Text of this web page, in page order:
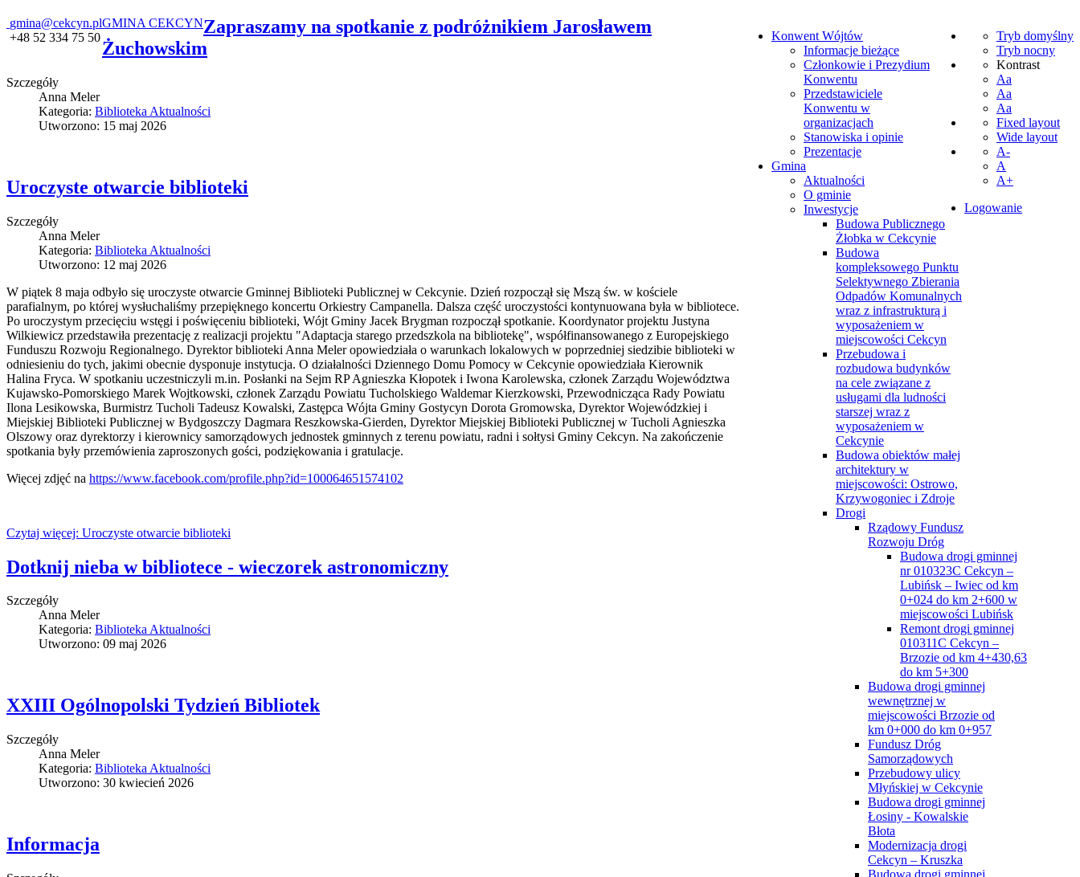
gmina@cekcyn.pl
+48 52 334 75 50
Tryb domyślny
Tryb nocny
Kontrast
Aa
Aa
Aa
Fixed layout
Wide layout
A-
A
A+
Logowanie
GMINA CEKCYN
Konwent Wójtów
Informacje bieżące
Członkowie i Prezydium
Konwentu
Przedstawiciele
Konwentu w
organizacjach
Stanowiska i opinie
Prezentacje
Gmina
Aktualności
O gminie
Inwestycje
Budowa Publicznego
Żłobka w Cekcynie
Budowa
kompleksowego Punktu
Selektywnego Zbierania
Odpadów Komunalnych
wraz z infrastrukturą i
wyposażeniem w
miejscowości Cekcyn
Przebudowa i
rozbudowa budynków
na cele związane z
usługami dla ludności
starszej wraz z
wyposażeniem w
Cekcynie
Budowa obiektów małej
architektury w
miejscowości: Ostrowo,
Krzywogoniec i Zdroje
Drogi
Rządowy Fundusz
Rozwoju Dróg
Budowa drogi gminnej
nr 010323C Cekcyn –
Lubińsk – Iwiec od km
0+024 do km 2+600 w
miejscowości Lubińsk
Remont drogi gminnej
010311C Cekcyn –
Brzozie od km 4+430,63
do km 5+300
Budowa drogi gminnej
wewnętrznej w
miejscowości Brzozie od
km 0+000 do km 0+957
Fundusz Dróg
Samorządowych
Przebudowy ulicy
Młyńskiej w Cekcynie
Budowa drogi gminnej
Łosiny - Kowalskie
Błota
Modernizacja drogi
Cekcyn – Kruszka
Budowa drogi gminnej
Zapraszamy na spotkanie z podróżnikiem Jarosławem
Żuchowskim
Szczegóły
Anna Meler
Kategoria: Biblioteka Aktualności
Utworzono: 15 maj 2026
Uroczyste otwarcie biblioteki
Szczegóły
Anna Meler
Kategoria: Biblioteka Aktualności
Utworzono: 12 maj 2026
W piątek 8 maja odbyło się uroczyste otwarcie Gminnej Biblioteki Publicznej w Cekcynie. Dzień rozpoczął się Mszą św. w kościele
parafialnym, po której wysłuchaliśmy przepięknego koncertu Orkiestry Campanella. Dalsza część uroczystości kontynuowana była w bibliotece.
Po uroczystym przecięciu wstęgi i poświęceniu biblioteki, Wójt Gminy Jacek Brygman rozpoczął spotkanie. Koordynator projektu Justyna
Wilkiewicz przedstawiła prezentację z realizacji projektu "Adaptacja starego przedszkola na bibliotekę", współfinansowanego z Europejskiego
Funduszu Rozwoju Regionalnego. Dyrektor biblioteki Anna Meler opowiedziała o warunkach lokalowych w poprzedniej siedzibie biblioteki w
odniesieniu do tych, jakimi obecnie dysponuje instytucja. O działalności Dziennego Domu Pomocy w Cekcynie opowiedziała Kierownik
Halina Fryca. W spotkaniu uczestniczyli m.in. Posłanki na Sejm RP Agnieszka Kłopotek i Iwona Karolewska, członek Zarządu Województwa
Kujawsko-Pomorskiego Marek Wojtkowski, członek Zarządu Powiatu Tucholskiego Waldemar Kierzkowski, Przewodnicząca Rady Powiatu
Ilona Lesikowska, Burmistrz Tucholi Tadeusz Kowalski, Zastępca Wójta Gminy Gostycyn Dorota Gromowska, Dyrektor Wojewódzkiej i
Miejskiej Biblioteki Publicznej w Bydgoszczy Dagmara Reszkowska-Gierden, Dyrektor Miejskiej Biblioteki Publicznej w Tucholi Agnieszka
Olszowy oraz dyrektorzy i kierownicy samorządowych jednostek gminnych z terenu powiatu, radni i sołtysi Gminy Cekcyn. Na zakończenie
spotkania były przemówienia zaproszonych gości, podziękowania i gratulacje.
Więcej zdjęć na https://www.facebook.com/profile.php?id=100064651574102
Czytaj więcej: Uroczyste otwarcie biblioteki
Dotknij nieba w bibliotece - wieczorek astronomiczny
Szczegóły
Anna Meler
Kategoria: Biblioteka Aktualności
Utworzono: 09 maj 2026
XXIII Ogólnopolski Tydzień Bibliotek
Szczegóły
Anna Meler
Kategoria: Biblioteka Aktualności
Utworzono: 30 kwiecień 2026
Informacja